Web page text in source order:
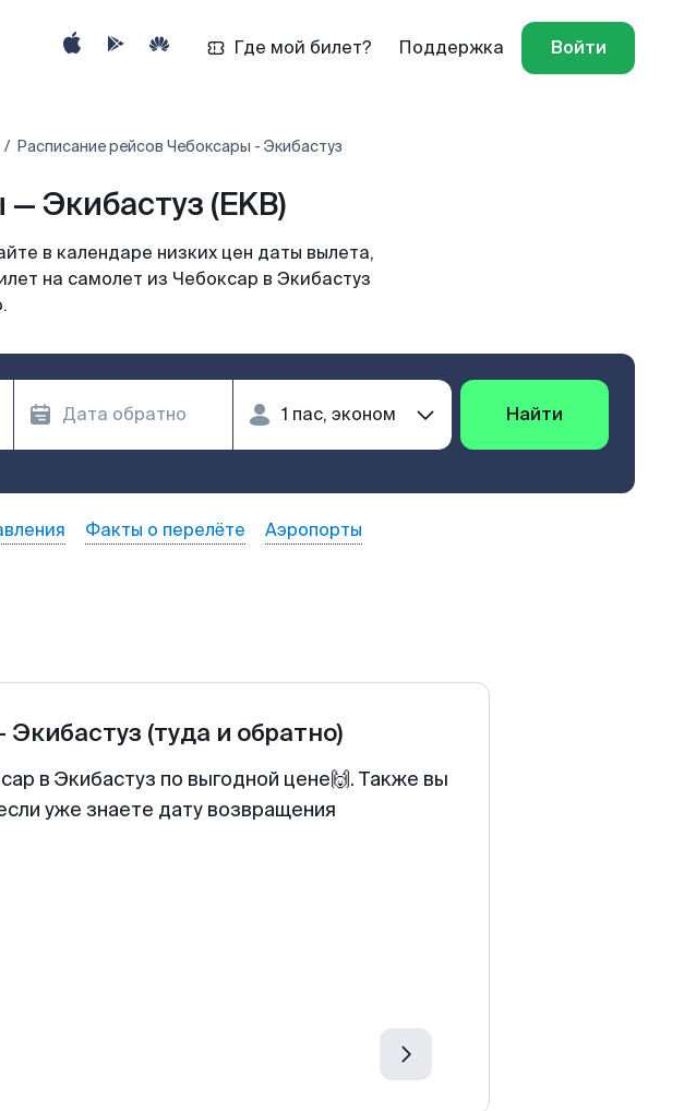
Где мой билет? Поддержка Войти
Расписание рейсов Чебоксары - Экибастуз
Экибастуз (EKB)
в календаре низких цен даты вылета,
на самолет из Чебоксар в Экибастуз
Найти
Факты о перелёте Аэропорты
Экибастуз (туда и обратно)
в Экибастуз по выгодной цене🙌. Также вы
уже знаете дату возвращения